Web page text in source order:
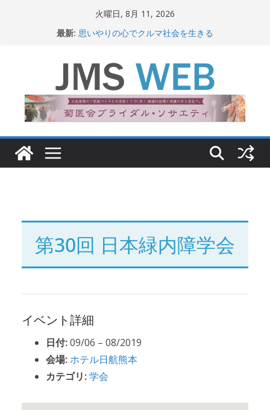
ッ
火曜日, 8月 11, 2026
最新: 思いやりの心でクルマ社会を生きる
関東大震災から100 年
新生ニッポン！
第30回 日本緑内障学会
イベント詳細
日付:09/06 – 08/2019
会場:ホテル日航熊本
カテゴリ:学会